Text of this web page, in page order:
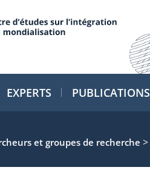
EXPERTS PUBLICATIONS
et groupes de recherche >